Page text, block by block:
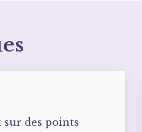
sur des points